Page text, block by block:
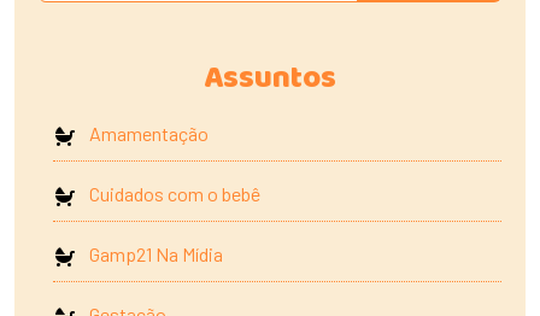
Assuntos
Amamentação
Cuidados com o bebê
Gamp21 Na Mídia